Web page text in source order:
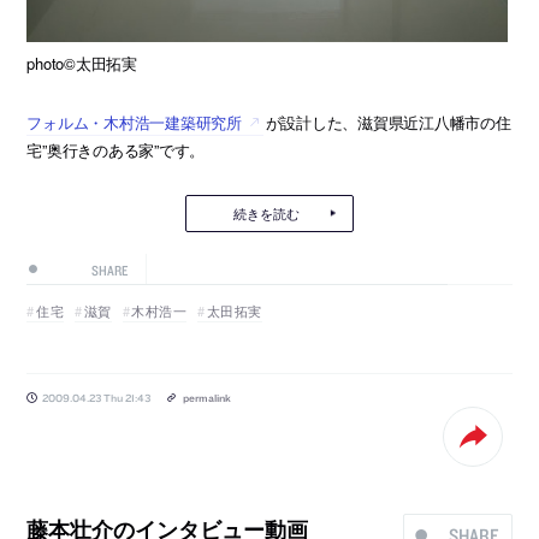
photo©太田拓実
フォルム・木村浩一建築研究所
が設計した、滋賀県近江八幡市の住
宅”奥行きのある家”です。
続きを読む
SHARE
住宅 滋賀 木村浩一 太田拓実
2009.04.23 Thu 21:43 permalink
藤本壮介のインタビュー動画